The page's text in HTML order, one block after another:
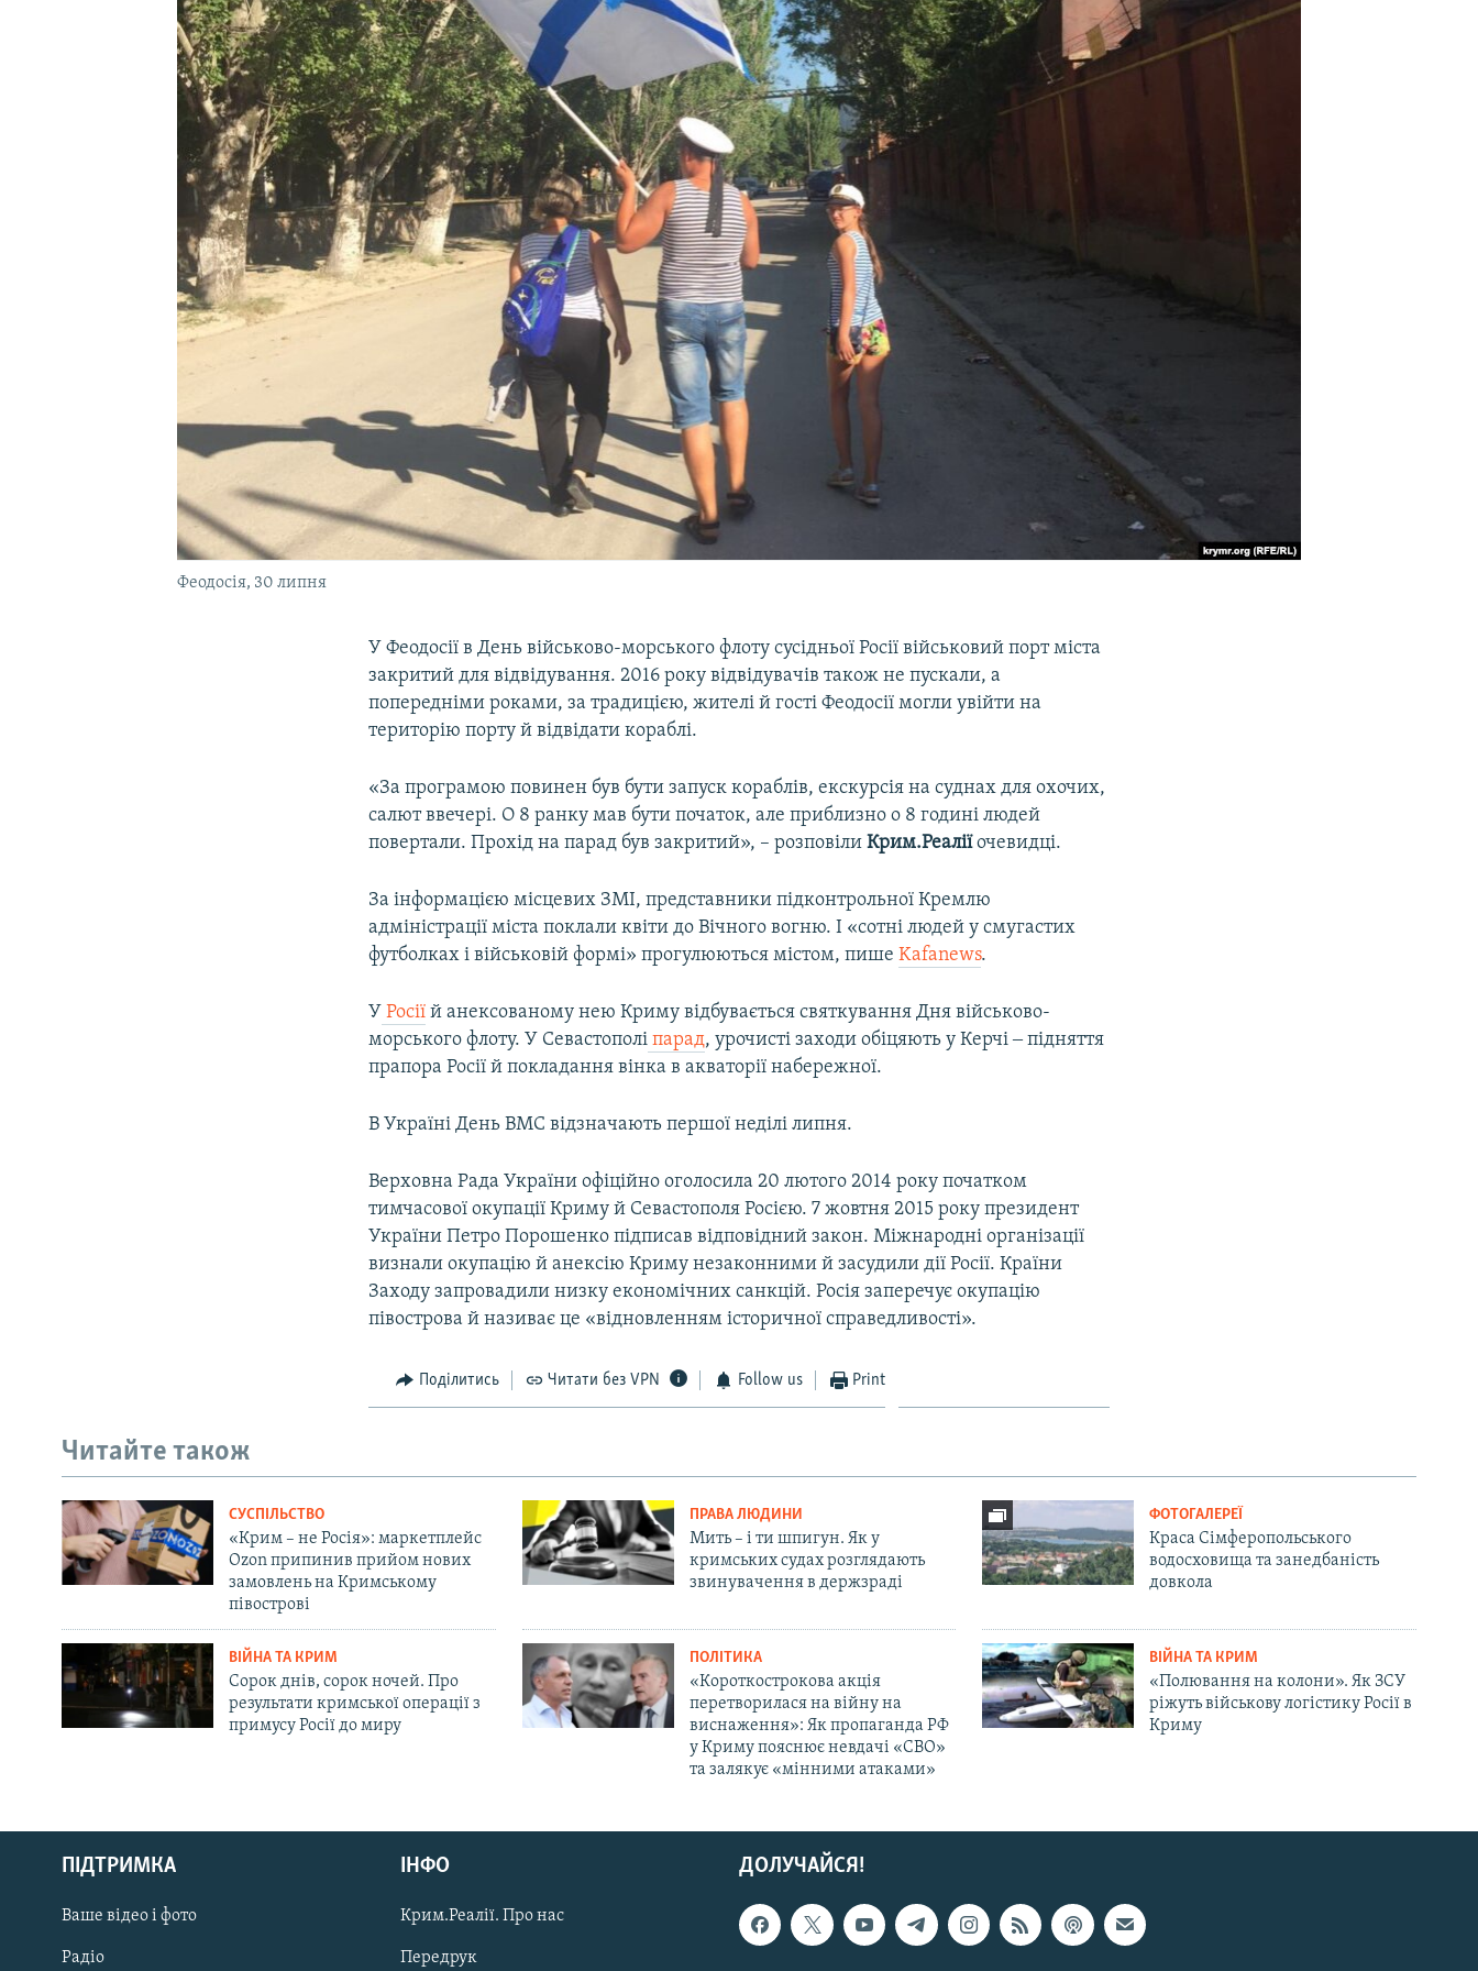
УКРАЇНСЬКА ПРОБЛЕМА КРИМУ
Русский
Qırımtatar
ДОЛУЧАЙСЯ!
Феодосія, 30 липня
У Феодосії в День військово-морського флоту сусідньої Росії військовий порт міста
закритий для відвідування. 2016 року відвідувачів також не пускали, а
попередніми роками, за традицією, жителі й гості Феодосії могли увійти на
територію порту й відвідати кораблі.
«За програмою повинен був бути запуск кораблів, екскурсія на суднах для охочих,
салют ввечері. О 8 ранку мав бути початок, але приблизно о 8 годині людей
повертали. Прохід на парад був закритий», – розповілиКрим.Реаліїочевидці.
За інформацією місцевих ЗМІ, представники підконтрольної Кремлю
адміністрації міста поклали квіти до Вічного вогню. І «сотні людей у смугастих
футболках і військовій формі» прогулюються містом, пишеKafanews.
У Росії й анексованому нею Криму відбувається святкування Дня військово-
морського флоту. У Севастополі парад, урочисті заходи обіцяють у Керчі ‒ підняття
прапора Росії й покладання вінка в акваторії набережної.
В Україні День ВМС відзначають першої неділі липня.
Верховна Рада України офіційно оголосила 20 лютого 2014 року початком
тимчасової окупації Криму й Севастополя Росією. 7 жовтня 2015 року президент
України Петро Порошенко підписав відповідний закон. Міжнародні організації
визнали окупацію й анексію Криму незаконними й засудили дії Росії. Країни
Заходу запровадили низку економічних санкцій. Росія заперечує окупацію
півострова й називає це «відновленням історичної справедливості».
Поділитись Читати без VPN Follow us Print
Читайте також
СУСПІЛЬСТВО
«Крим – не Росія»: маркетплейс
Ozon припинив прийом нових
замовлень на Кримському
півострові
ПРАВА ЛЮДИНИ
Мить – і ти шпигун. Як у
кримських судах розглядають
звинувачення в держзраді
ФОТОГАЛЕРЕЇ
Краса Сімферопольського
водосховища та занедбаність
довкола
ВІЙНА ТА КРИМ
Сорок днів, сорок ночей. Про
результати кримської операції з
примусу Росії до миру
ПОЛІТИКА
«Короткострокова акція
перетворилася на війну на
виснаження»: Як пропаганда РФ
у Криму пояснює невдачі «СВО»
та залякує «мінними атаками»
ВІЙНА ТА КРИМ
«Полювання на колони». Як ЗСУ
ріжуть військову логістику Росії в
Криму
ДОЛУЧАЙСЯ!
ПІДТРИМКА
Ваше відео і фото
Радіо
ІНФО
Крим.Реалії. Про нас
Передрук